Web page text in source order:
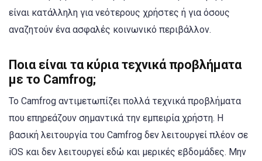
είναι κατάλληλη για νεότερους χρήστες ή για όσους
αναζητούν ένα ασφαλές κοινωνικό περιβάλλον.
Ποια είναι τα κύρια τεχνικά προβλήματα
με το Camfrog;
Το Camfrog αντιμετωπίζει πολλά τεχνικά προβλήματα
που επηρεάζουν σημαντικά την εμπειρία χρήστη. Η
βασική λειτουργία του Camfrog δεν λειτουργεί πλέον σε
iOS και δεν λειτουργεί εδώ και μερικές εβδομάδες. Μην